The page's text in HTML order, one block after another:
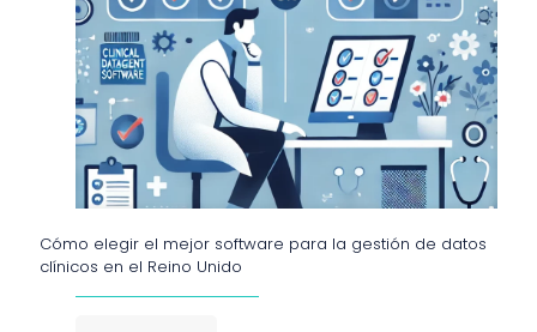
Cómo elegir el mejor software para la gestión de datos
clínicos en el Reino Unido